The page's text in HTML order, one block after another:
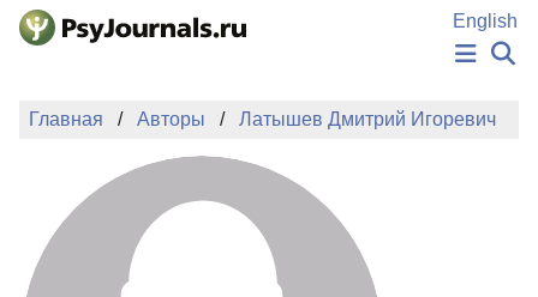
Перейти к основному содержанию
English
НОВОСТИ
АВТОРЫ
ПОДАТЬ РУКОПИСЬ
БАЗА ЗНАНИЙ
КЛЮЧЕВЫЕ СЛОВА
Регистрация
Главная Авторы Латышев Дмитрий Игоревич